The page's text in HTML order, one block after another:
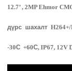
12.7’, 2MP Ehmor
дүрс шахалт
-30С +60С, IP67, 12V